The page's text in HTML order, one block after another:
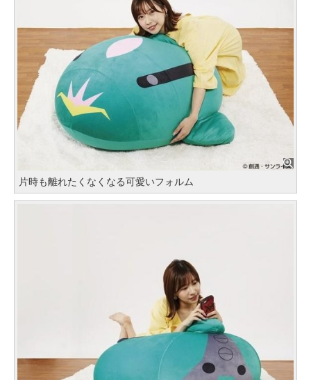
片時も離れたくなくなる可愛いフォルム